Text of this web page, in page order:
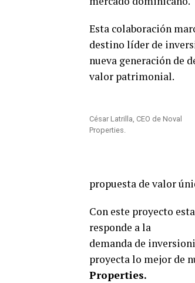
Esta colaboración
destino líder de
nueva generación de
valor patrimonial.
César Latrilla, CEO de Noval
Properties.
propuesta de valor
Con este proyecto
responde a la
demanda de
proyecta lo mejor de
Properties.